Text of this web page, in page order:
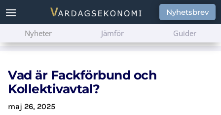
Nyhetsbrev
Nyheter Jämför Guider
Vad är Fackförbund och
Kollektivavtal?
maj 26, 2025